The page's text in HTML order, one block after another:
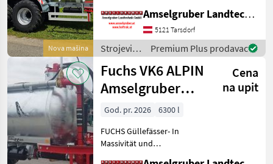
Nova mašina
unschlagbar! (Stärkste
Materialstärken + Beste
Materialen und Beste
Komponenten der
führenden TOP He
Amselgruber Landtechnik GmbH
5121 Tarsdorf
Strojevi
za
đubrenje,
gnojenje i
navodnjavanje
/ Fuchs
Premium Plus prodavac
Fuchs VK6 ALPIN
Amselgruber
Edition
Cena
na upit
God. pr. 2026
6300 l
FUCHS Güllefässer- In
Massivität und